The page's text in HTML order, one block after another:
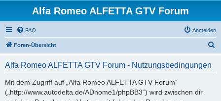
Alfa Romeo ALFETTA GTV Forum
FAQ Anmelden
Foren-Übersicht
Alfa Romeo ALFETTA GTV Forum - Nutzungsbedingungen
Mit dem Zugriff auf „Alfa Romeo ALFETTA GTV Forum“
(„http://www.autodelta.de/ADhome1/phpBB3“) wird zwischen dir